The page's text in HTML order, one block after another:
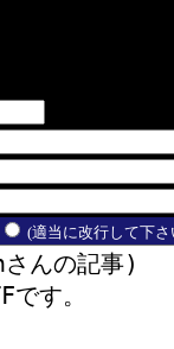
(適当に改行して下